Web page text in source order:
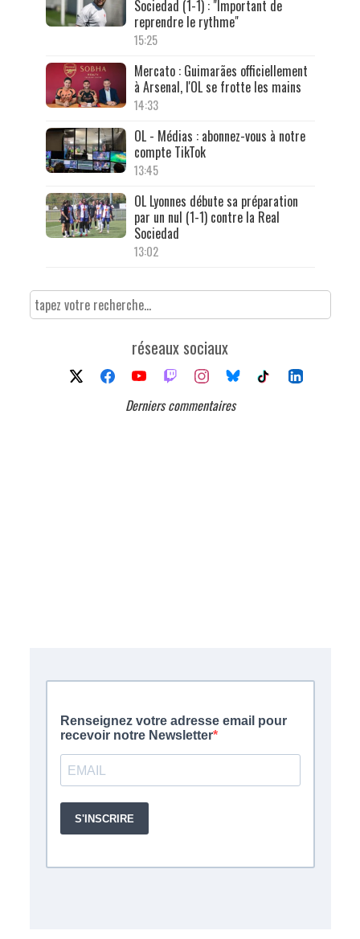
Sociedad (1-1) : "Important de
reprendre le rythme"
15:25
Mercato : Guimarães officiellement
à Arsenal, l'OL se frotte les mains
14:33
OL - Médias : abonnez-vous à notre
compte TikTok
13:45
OL Lyonnes débute sa préparation
par un nul (1-1) contre la Real
Sociedad
13:02
réseaux sociaux
Derniers commentaires